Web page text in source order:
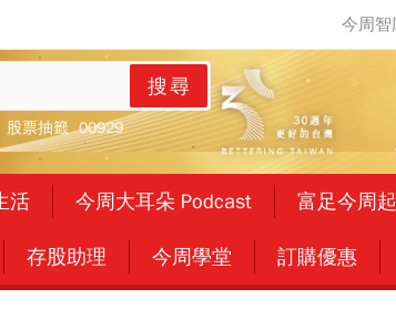
搜尋
股票抽籤 00929
活 今周大耳朵 Podcast 富足今周起
存股助理 今周學堂 訂購優惠